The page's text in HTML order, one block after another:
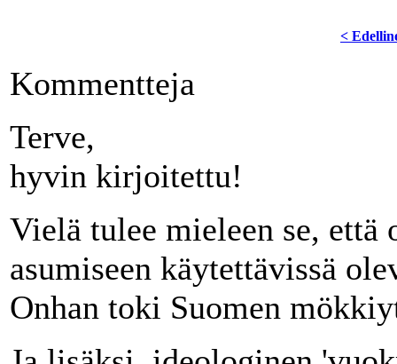
<
Kommentteja
Terve,
hyvin kirjoitettu!
Vielä tulee mieleen se,
asumiseen käytettävissä
Onhan toki Suomen